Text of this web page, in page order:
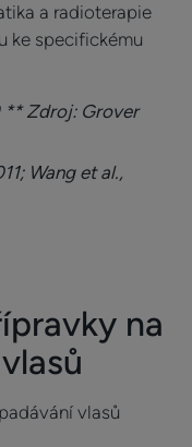
a radioterapie
ke specifickému
** Zdroj: Grover
Wang et al.,
na
vlasů